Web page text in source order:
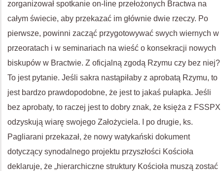
zorganizował spotkanie on-line przełożonych Bractwa na
całym świecie, aby przekazać im głównie dwie rzeczy. Po
pierwsze, powinni zacząć przygotowywać swych wiernych w
przeoratach i w seminariach na wieść o konsekracji nowych
biskupów w Bractwie. Z oficjalną zgodą Rzymu czy bez niej?
To jest pytanie. Jeśli sakra nastąpiłaby z aprobatą Rzymu, to
jest bardzo prawdopodobne, że jest to jakaś pułapka. Jeśli
bez aprobaty, to raczej jest to dobry znak, że księża z FSSPX
odzyskują wiarę swojego Założyciela. I po drugie, ks.
Pagliarani przekazał, że nowy watykański dokument
dotyczący synodalnego projektu przyszłości Kościoła
deklaruje, że „hierarchiczne struktury Kościoła muszą zostać